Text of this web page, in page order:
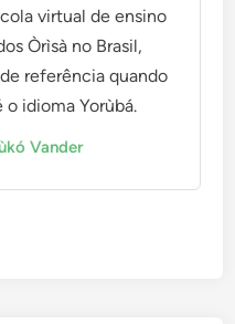
virtual de ensino
Òrìsà no Brasil,
referência quando
o idioma Yorùbá.
Vander